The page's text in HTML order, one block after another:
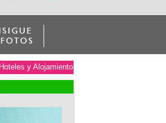
Hoteles y Alojamiento